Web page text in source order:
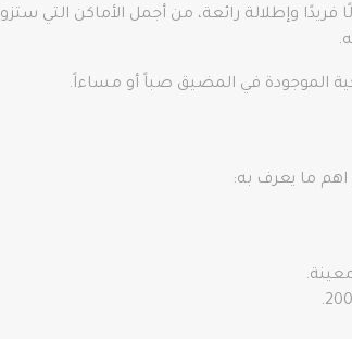
فريدًا وإطلالة رائعة، من أجمل الأماكن التي
الموجودة في المضيق صباً أو مساءاً.
اهم ما يعرف به: